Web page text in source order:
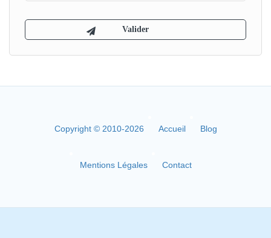
Copyright © 2010-2026 Accueil Blog
Mentions Légales Contact